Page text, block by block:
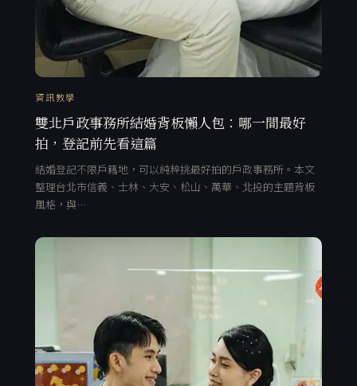
資訊教學
雙北戶政事務所結婚背板懶人包：哪一間最好
拍，登記前先看這篇
結婚登記不限戶籍地，可以純粹挑最好拍的戶政事務所。本文
整理台北市信義、士林、大安、松山、萬華、北投的主題背板
風格，與…